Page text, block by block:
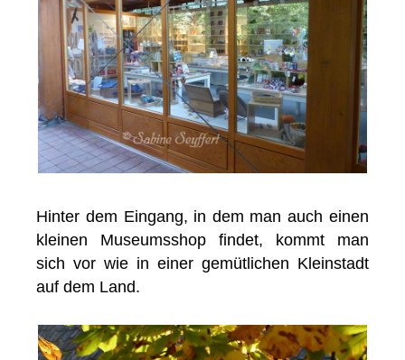
Hinter dem Eingang, in dem man auch einen
kleinen Museumsshop findet, kommt man
sich vor wie in einer gemütlichen Kleinstadt
auf dem Land.